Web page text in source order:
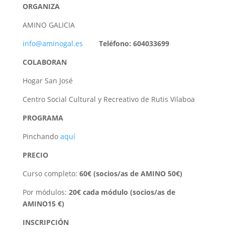
ORGANIZA
AMINO GALICIA
info@aminogal.es
Teléfono: 604033699
COLABORAN
Hogar San José
Centro Social Cultural y Recreativo de Rutis Vilaboa
PROGRAMA
Pinchando aquí
PRECIO
Curso completo: 60€ (socios/as de AMINO 50€)
Por módulos: 20€ cada módulo (socios/as de
AMINO15 €)
INSCRIPCIÓN